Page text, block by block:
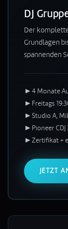
DJ
Der
Grundlagen
spannenden
► 4 Monate
► Freitags
► Studio A,
► Pioneer
► Zertifikat +
JETZT